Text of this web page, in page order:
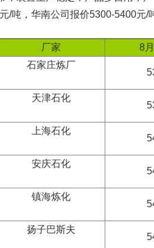
/吨，华南公司报价5300-5400元/
厂家 8
石家庄炼厂
天津石化
上海石化
安庆石化
镇海炼化
扬子巴斯夫